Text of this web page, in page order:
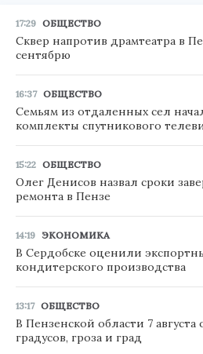
17:29 ОБЩЕСТВО
Сквер напротив драмтеатра в
сентябрю
16:37 ОБЩЕСТВО
Семьям из отдаленных сел
комплекты спутникового
15:22 ОБЩЕСТВО
Олег Денисов назвал сроки
ремонта в Пензе
14:19 ЭКОНОМИКА
В Сердобске оценили
кондитерского производства
13:17 ОБЩЕСТВО
В Пензенской области 7
градусов, гроза и град